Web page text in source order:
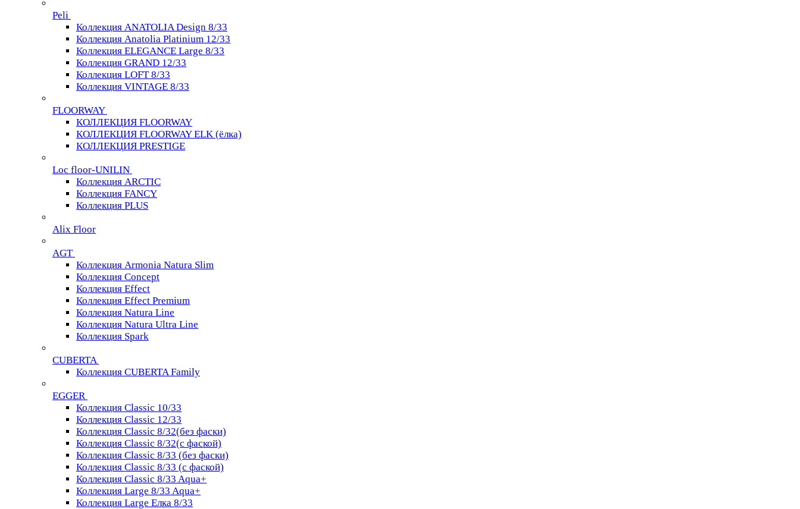
Peli
Коллекция ANATOLIA Design 8/33
Коллекция Anatolia Platinium 12/33
Коллекция ELEGANCE Large 8/33
Коллекция GRAND 12/33
Коллекция LOFT 8/33
Коллекция VINTAGE 8/33
FLOORWAY
КОЛЛЕКЦИЯ FLOORWAY
КОЛЛЕКЦИЯ FLOORWAY ELK (ёлка)
КОЛЛЕКЦИЯ PRESTIGE
Loс floor-UNILIN
Коллекция ARCTIС
Коллекция FANCY
Коллекция PLUS
Alix Floor
AGT
Коллекция Armonia Natura Slim
Коллекция Concept
Коллекция Effect
Коллекция Effect Premium
Коллекция Natura Line
Коллекция Natura Ultra Line
Коллекция Spark
CUBERTA
Коллекция CUBERTA Family
EGGER
Коллекция Classic 10/33
Коллекция Classic 12/33
Коллекция Classic 8/32(без фаски)
Коллекция Classic 8/32(с фаской)
Коллекция Classic 8/33 (без фаски)
Коллекция Classic 8/33 (с фаской)
Коллекция Classic 8/33 Aqua+
Коллекция Large 8/33 Aqua+
Коллекция Large Елка 8/33